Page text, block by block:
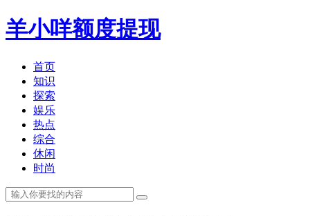
羊小咩额度提现
首页
知识
探索
娱乐
热点
综合
休闲
时尚